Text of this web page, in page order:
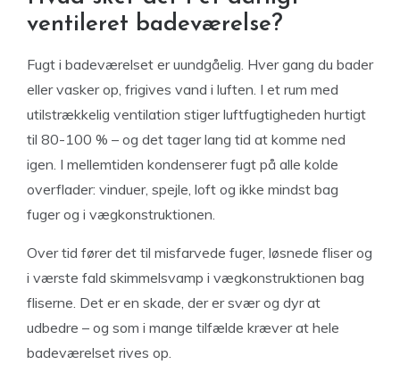
ventileret badeværelse?
Fugt i badeværelset er uundgåelig. Hver gang du bader
eller vasker op, frigives vand i luften. I et rum med
utilstrækkelig ventilation stiger luftfugtigheden hurtigt
til 80-100 % – og det tager lang tid at komme ned
igen. I mellemtiden kondenserer fugt på alle kolde
overflader: vinduer, spejle, loft og ikke mindst bag
fuger og i vægkonstruktionen.
Over tid fører det til misfarvede fuger, løsnede fliser og
i værste fald skimmelsvamp i vægkonstruktionen bag
fliserne. Det er en skade, der er svær og dyr at
udbedre – og som i mange tilfælde kræver at hele
badeværelset rives op.